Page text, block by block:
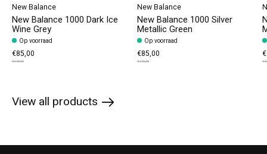
New Balance
New Balance 1000 Dark Ice
Wine Grey
Op voorraad
€85,00
€170,00
New Balance
New Balance 1000 Silver
Metallic Green
Op voorraad
€85,00
€170,00
View all products